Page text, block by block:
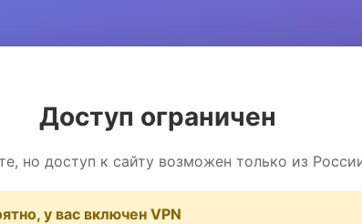
Доступ ограничен
но доступ к сайту возможен только из
у вас включен VPN